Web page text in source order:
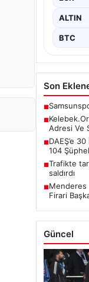
ALTIN
BTC
Son
■
■
Adresi Ve
■DAEŞ’e
104
■Trafikte
saldırdı
■Menderes
Firari
Güncel